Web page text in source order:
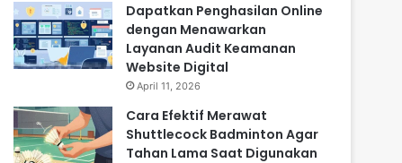
Dapatkan Penghasilan Online
dengan Menawarkan
Layanan Audit Keamanan
Website Digital
April 11, 2026
Cara Efektif Merawat
Shuttlecock Badminton Agar
Tahan Lama Saat Digunakan